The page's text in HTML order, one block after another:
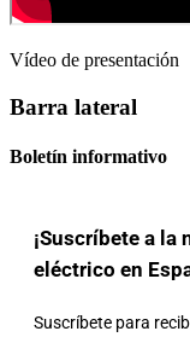
Vídeo de presentación
Barra lateral
Boletín informativo
¡Suscríbete a
eléctrico en
Suscríbete para